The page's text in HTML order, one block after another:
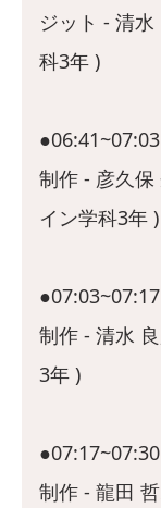
ジット - 清
科3年 )
●06:41~07:03
制作 - 彦久
イン学科3年 )
●07:03~07:17
制作 - 清水
3年 )
●07:17~07:30
制作 - 龍田